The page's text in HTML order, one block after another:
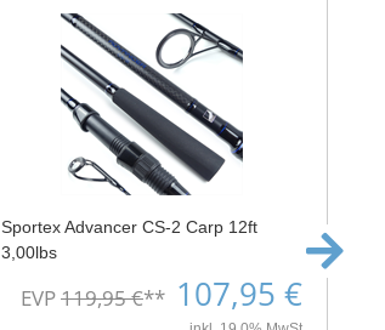
Sportex Advancer CS-2 Carp 12ft
3,00lbs
EVP119,95 €** 107,95 €